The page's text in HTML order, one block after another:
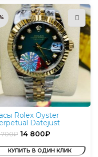
Rolex Oyster
Datejust
700₽ 14 800₽
КУПИТЬ В ОДИН КЛИК